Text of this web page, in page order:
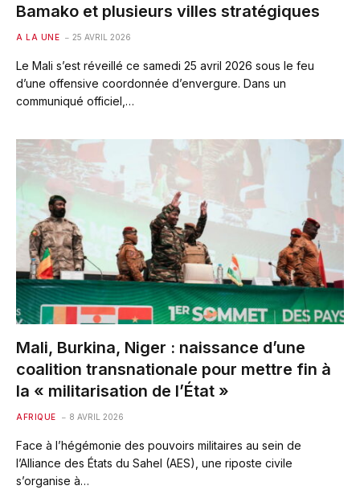
Bamako et plusieurs villes stratégiques
A LA UNE 25 AVRIL 2026
Le Mali s’est réveillé ce samedi 25 avril 2026 sous le feu
d’une offensive coordonnée d’envergure. Dans un
communiqué officiel,…
Mali, Burkina, Niger : naissance d’une
coalition transnationale pour mettre fin à
la « militarisation de l’État »
AFRIQUE 8 AVRIL 2026
Face à l’hégémonie des pouvoirs militaires au sein de
l’Alliance des États du Sahel (AES), une riposte civile
s’organise à…